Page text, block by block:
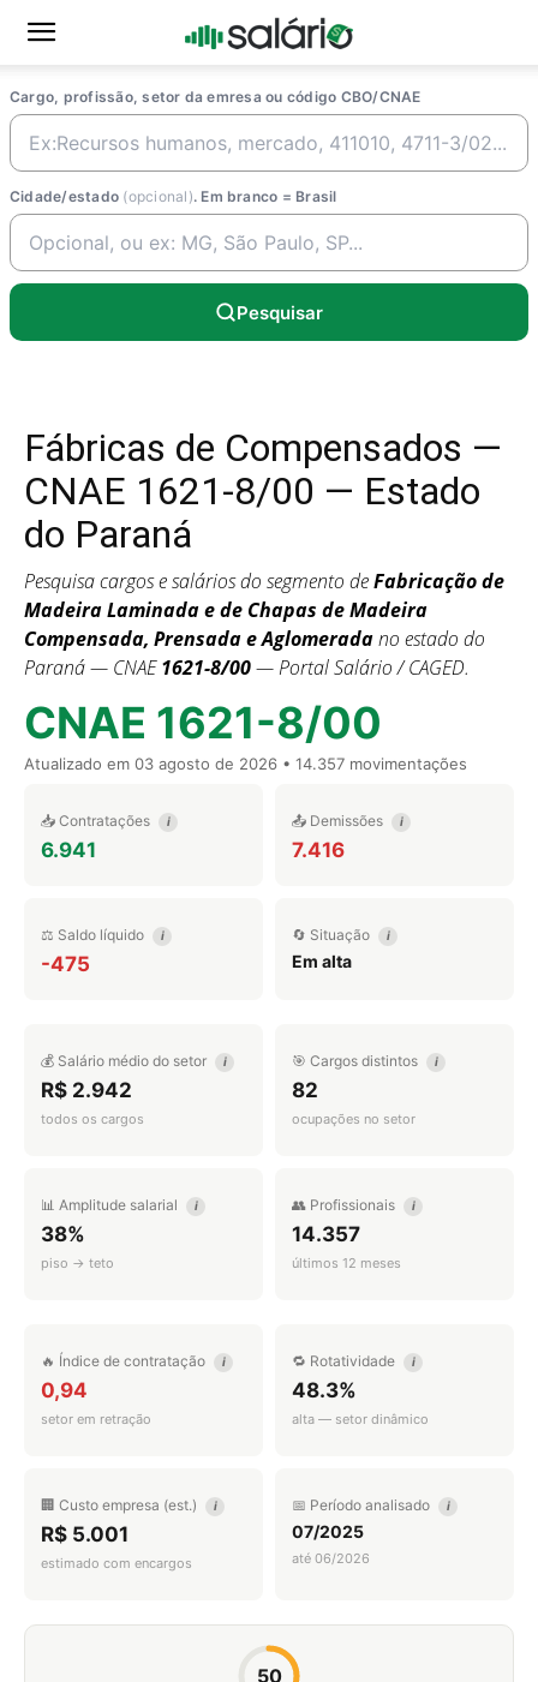
Cargo, profissão, setor da emresa ou código CBO/CNAE
Cidade/estado (opcional). Em branco = Brasil
Pesquisar
Fábricas de Compensados —
CNAE 1621-8/00 — Estado
do Paraná
Pesquisa cargos e salários do segmento deFabricação de
Madeira Laminada e de Chapas de Madeira
Compensada, Prensada e Aglomeradano estado do
Paraná — CNAE1621-8/00— Portal Salário / CAGED.
CNAE 1621-8/00
Atualizado em 03 agosto de 2026 • 14.357 movimentações
📥 Contratações i
6.941
📤 Demissões i
7.416
⚖️ Saldo líquido i
-475
🔄 Situação i
Em alta
💰 Salário médio do setor i
R$ 2.942
todos os cargos
🎯 Cargos distintos i
82
ocupações no setor
📊 Amplitude salarial i
38%
piso → teto
👥 Profissionais i
14.357
últimos 12 meses
🔥 Índice de contratação i
0,94
setor em retração
🔁 Rotatividade i
48.3%
alta — setor dinâmico
🏢 Custo empresa (est.) i
R$ 5.001
estimado com encargos
📅 Período analisado i
07/2025
até 06/2026
50